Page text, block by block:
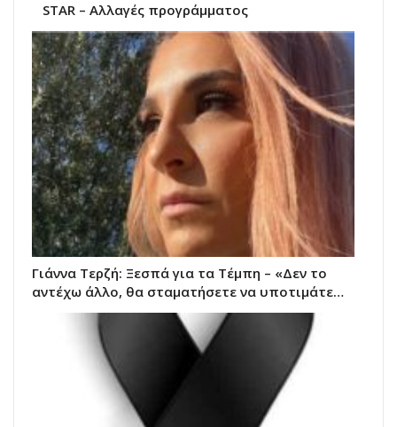
STAR – Αλλαγές προγράμματος
Γιάννα Τερζή: Ξεσπά για τα Τέμπη – «Δεν το
αντέχω άλλο, θα σταματήσετε να υποτιμάτε…